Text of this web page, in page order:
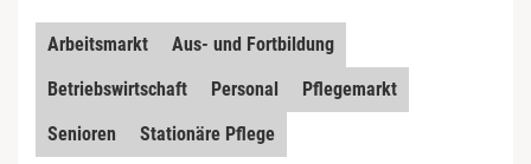
Arbeitsmarkt
Aus- und Fortbildung
Betriebswirtschaft
Personal
Pflegemarkt
Senioren
Stationäre Pflege